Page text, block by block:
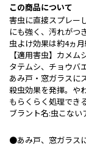
この商品について
害虫に直接スプレー
にも強く、汚れがつ
虫よけ効果は約4ヵ
【適用害虫】カメ
タテムシ、チョウバ
あみ戸・窓ガラスに
殺虫効果を発揮。や
もらくらく処理できる
ブラント名:虫こない
●あみ戸、窓ガラス